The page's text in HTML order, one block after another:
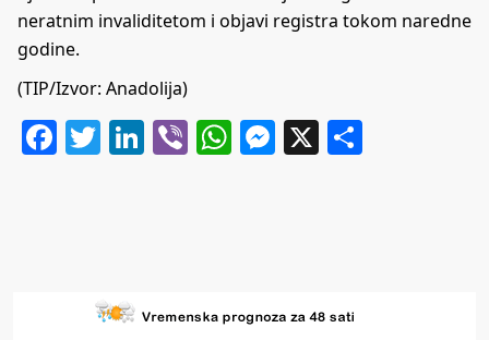
neratnim invaliditetom i objavi registra tokom naredne
godine.
(TIP/Izvor: Anadolija)
Facebook
Twitter
LinkedIn
ViberWhatsApp
Messenger
X